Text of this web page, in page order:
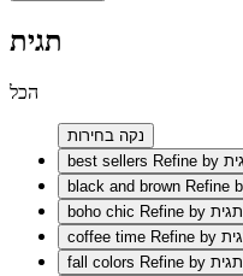
תגית
הכל
נקה בחירות
best sellers
black and brown
boho chic
coffee time
fall colors